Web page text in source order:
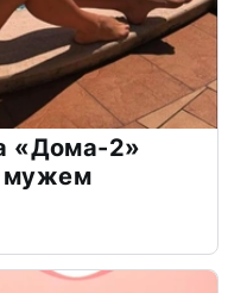
«Дома-2»
мужем